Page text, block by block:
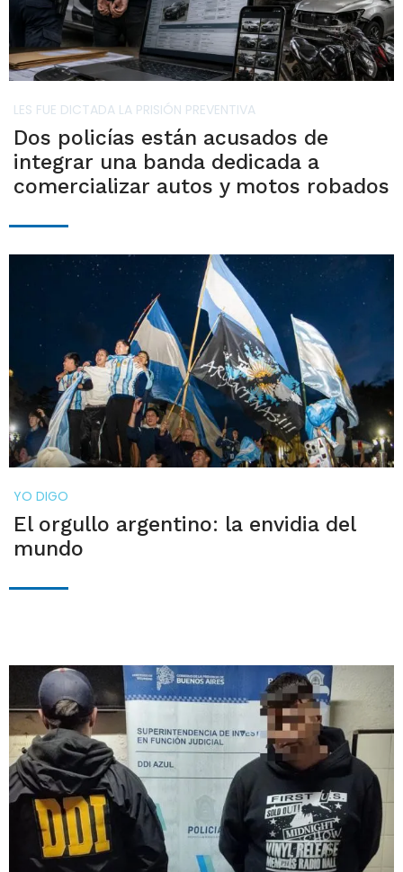
LES FUE DICTADA LA PRISIÓN PREVENTIVA
Dos policías están acusados de
integrar una banda dedicada a
comercializar autos y motos robados
YO DIGO
El orgullo argentino: la envidia del
mundo